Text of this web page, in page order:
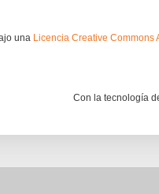
una Licencia Creative
Con la tecnología